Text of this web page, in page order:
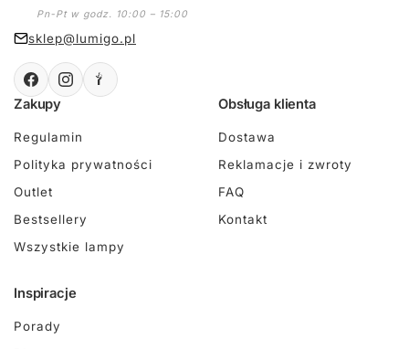
Pn-Pt w godz. 10:00 – 15:00
sklep@lumigo.pl
Zakupy
Regulamin
Polityka prywatności
Outlet
Bestsellery
Wszystkie lampy
Obsługa klienta
Dostawa
Reklamacje i zwroty
FAQ
Kontakt
Inspiracje
Porady